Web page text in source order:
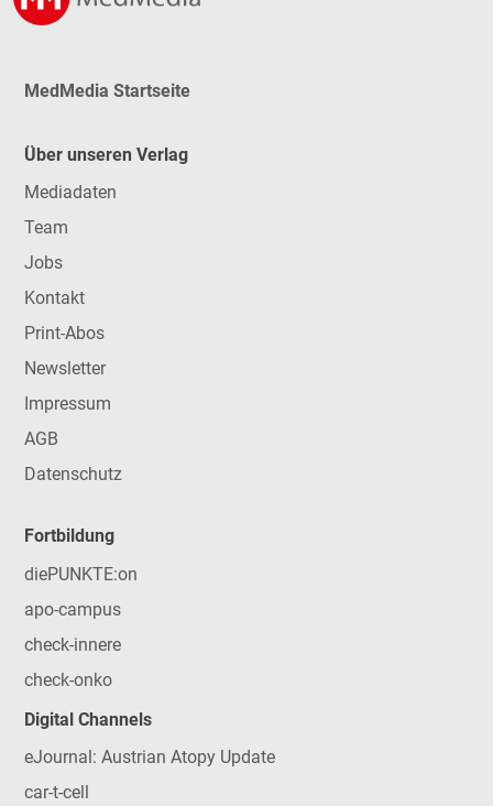
MedMedia Startseite
Über unseren Verlag
Mediadaten
Team
Jobs
Kontakt
Print-Abos
Newsletter
Impressum
AGB
Datenschutz
Fortbildung
diePUNKTE:on
apo-campus
check-innere
check-onko
Digital Channels
eJournal: Austrian Atopy Update
car-t-cell